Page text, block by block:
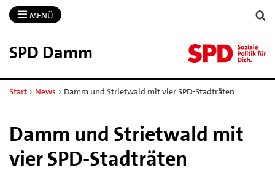
MENÜ
SPD Damm
Start › News › Damm und Strietwald mit vier SPD-Stadträten
Damm und Strietwald mit
vier SPD-Stadträten